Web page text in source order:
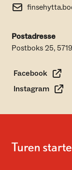
Postadresse
Postboks 25,
Facebook
Instagram